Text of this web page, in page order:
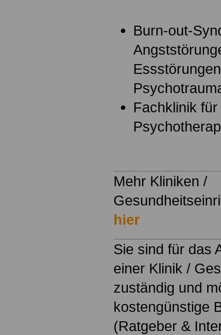
Burn-out-
Fachklinik
Mehr Kliniken /
hier
Sie sind für das
einer Klinik /
zuständig und
kostengünstige
(Ratgeber &